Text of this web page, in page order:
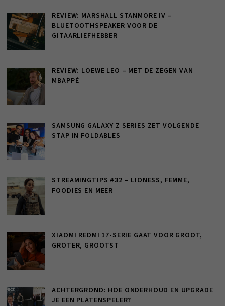
REVIEW: MARSHALL STANMORE IV –
BLUETOOTHSPEAKER VOOR DE
GITAARLIEFHEBBER
REVIEW: LOEWE LEO – MET DE ZEGEN VAN
MBAPPÉ
SAMSUNG GALAXY Z SERIES ZET VOLGENDE
STAP IN FOLDABLES
STREAMINGTIPS #32 – LIONESS, FEMME,
FOODIES EN MEER
XIAOMI REDMI 17-SERIE GAAT VOOR GROOT,
GROTER, GROOTST
ACHTERGROND: HOE ONDERHOUD EN UPGRADE
JE EEN PLATENSPELER?